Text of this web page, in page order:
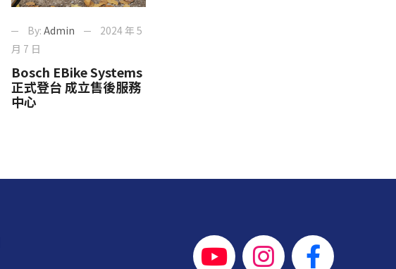
By: Admin
2024 年 5
月 7 日
Bosch EBike Systems
正式登台 成立售後服務
中心